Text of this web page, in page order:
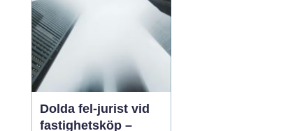
Dolda fel-jurist vid
fastighetsköp –